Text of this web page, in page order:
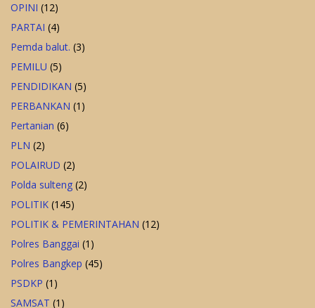
OPINI (12)
PARTAI (4)
Pemda balut. (3)
PEMILU (5)
PENDIDIKAN (5)
PERBANKAN (1)
Pertanian (6)
PLN (2)
POLAIRUD (2)
Polda sulteng (2)
POLITIK (145)
POLITIK & PEMERINTAHAN (12)
Polres Banggai (1)
Polres Bangkep (45)
PSDKP (1)
SAMSAT (1)